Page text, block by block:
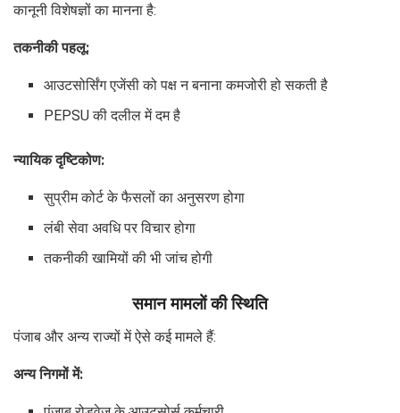
कानूनी विशेषज्ञों का मानना है:
तकनीकी पहलू:
आउटसोर्सिंग एजेंसी को पक्ष न बनाना कमजोरी हो सकती है
PEPSU की दलील में दम है
न्यायिक दृष्टिकोण:
सुप्रीम कोर्ट के फैसलों का अनुसरण होगा
लंबी सेवा अवधि पर विचार होगा
तकनीकी खामियों की भी जांच होगी
समान मामलों की स्थिति
पंजाब और अन्य राज्यों में ऐसे कई मामले हैं:
अन्य निगमों में: